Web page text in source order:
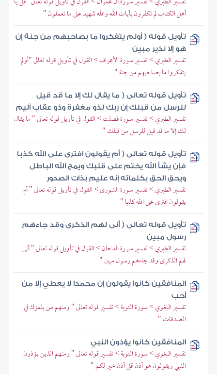
أهل الكتاب لم تكفرون بآيات الله والله شهيد على ما تعملون "
تأويل قوله ( أولم يتفكروا ما بصاحبهم من جنة إن
هو إلا نذير مبين
تفسير الطبري > تفسير سورة الأعراف > القول في تأويل قوله تعالى "أولم
يتفكروا ما بصاحبهم من جنة "
تأويل قوله تعالى ( ما يقال لك إلا ما قد قيل
للرسل من قبلك إن ربك لذو مغفرة وذو عقاب أليم
تفسير الطبري > تفسير سورة فصلت > القول في تأويل قوله تعالى " ما يقال
لك إلا ما قد قيل للرسل من قبلك "
تأويل قوله تعالى ( أم يقولون افترى على الله كذبا
فإن يشأ الله يختم على قلبك ويمح الله الباطل
ويحق الحق بكلماته إنه عليم بذات الصدور
تفسير الطبري > تفسير سورة الشورى > القول في تأويل قوله تعالى " أم
يقولون افترى على الله كذبا "
تأويل قوله تعالى ( أنى لهم الذكرى وقد جاءهم
رسول مبين
تفسير الطبري > تفسير سورة الدخان > القول في تأويل قوله تعالى " أنى
لهم الذكرى وقد جاءهم رسول مبين "
المنافقين كانوا يقولون إن محمدا لا يعطي إلا من
أحب
تفسير البغوي > سورة التوبة > تفسير قوله تعالى " ومنهم من يلمزك في
الصدقات "
المنافقين كانوا يؤذون النبي
تفسير البغوي > سورة التوبة > تفسير قوله تعالى " ومنهم الذين يؤذون
النبي ويقولون هو أذن قل أذن خير لكم "